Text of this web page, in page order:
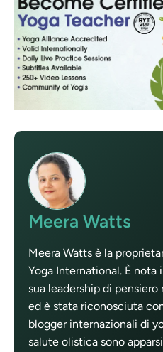
Meera Watts
Meera Watts è la
Yoga International. È
sua leadership di
ed è stata riconosciuta
blogger internazionali di
salute olistica sono